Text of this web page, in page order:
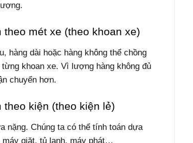
mét xe (theo khoan xe)
hàng dài hoặc hàng không thể chồng
khoan xe. Vì lượng hàng không đủ
chuyển hơn.
kiện (theo kiện lẻ)
nặng. Chúng ta có thể tính toán dựa
giặt, tủ lạnh, máy phát…